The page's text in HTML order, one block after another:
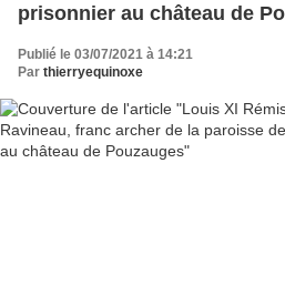
prisonnier au château de
Publié le 03/07/2021 à 14:21
Par thierryequinoxe